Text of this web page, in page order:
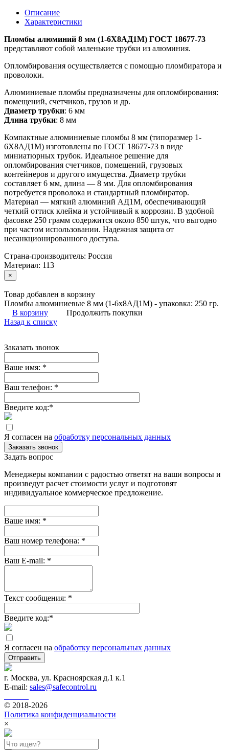
Описание
Характеристики
Пломбы алюминий 8 мм (1-6Х8АД1М) ГОСТ 18677-73
представляют собой маленькие трубки из алюминия.
Опломбирования осуществляется с помощью пломбиратора и
проволоки.
Алюминиевые пломбы предназначены для опломбирования:
помещений, счетчиков, грузов и др.
Диаметр трубки: 6 мм
Длина трубки: 8 мм
Компактные алюминиевые пломбы 8 мм (типоразмер 1-
6Х8АД1М) изготовлены по ГОСТ 18677-73 в виде
миниатюрных трубок. Идеальное решение для
опломбирования счетчиков, помещений, грузовых
контейнеров и другого имущества. Диаметр трубки
составляет 6 мм, длина — 8 мм. Для опломбирования
потребуется проволока и стандартный пломбиратор.
Материал — мягкий алюминий АД1М, обеспечивающий
четкий оттиск клейма и устойчивый к коррозии. В удобной
фасовке 250 грамм содержится около 850 штук, что выгодно
при частом использовании. Надежная защита от
несанкционированного доступа.
Страна-производитель: Россия
Материал: 113
×
Товар добавлен в корзину
Пломбы алюминиевые 8 мм (1-6х8АД1М) - упаковка: 250 гр.
В корзину
Продолжить покупки
Назад к списку
Заказать звонок
Ваше имя: *
Ваш телефон: *
Введите код:*
Я согласен на обработку персональных данных
Заказать звонок
Задать вопрос
Менеджеры компании с радостью ответят на ваши вопросы и
произведут расчет стоимости услуг и подготовят
индивидуальное коммерческое предложение.
Ваше имя: *
Ваш номер телефона: *
Ваш E-mail: *
Текст сообщения: *
Введите код:*
Я согласен на обработку персональных данных
Отправить
г. Москва, ул. Красноярская д.1 к.1
E-mail: sales@safecontrol.ru
© 2018-2026
Политика конфиденциальности
×